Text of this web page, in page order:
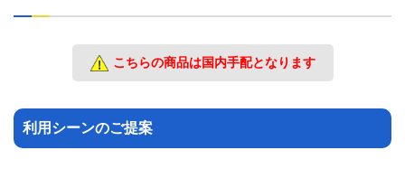
こちらの商品は国内手配となります
利用シーンのご提案